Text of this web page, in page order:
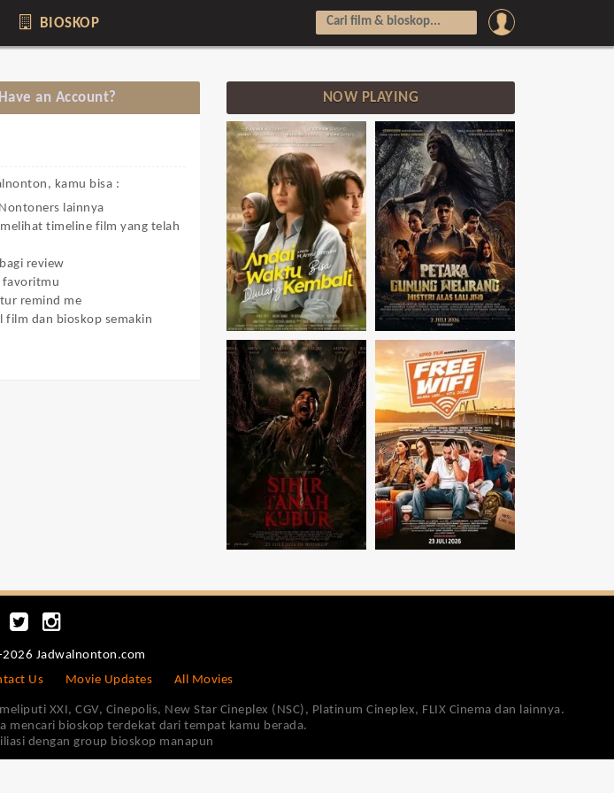
BIOSKOP
an Account?
kamu bisa :
lainnya
timeline film yang telah
review
favoritmu
remind me
film dan bioskop semakin
NOW PLAYING
Jadwalnonton.com
Us Movie Updates All Movies
XXI, CGV, Cinepolis, New Star Cineplex (NSC), Platinum Cineplex, FLIX Cinema dan lainnya.
mencari bioskop terdekat dari tempat kamu berada.
dengan group bioskop manapun